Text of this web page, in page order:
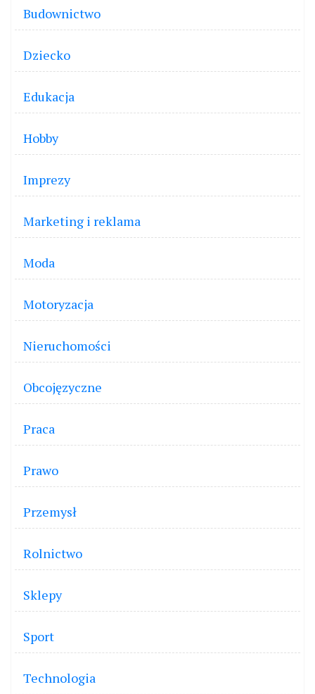
Budownictwo
Dziecko
Edukacja
Hobby
Imprezy
Marketing i reklama
Moda
Motoryzacja
Nieruchomości
Obcojęzyczne
Praca
Prawo
Przemysł
Rolnictwo
Sklepy
Sport
Technologia